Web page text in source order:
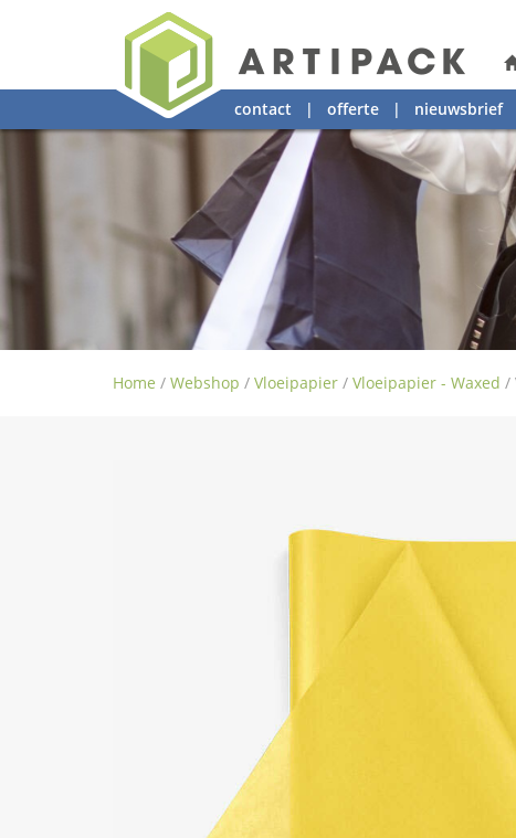
contact | offerte | nieuwsbrief
Home / Webshop / Vloeipapier / Vloeipapier - Waxed /